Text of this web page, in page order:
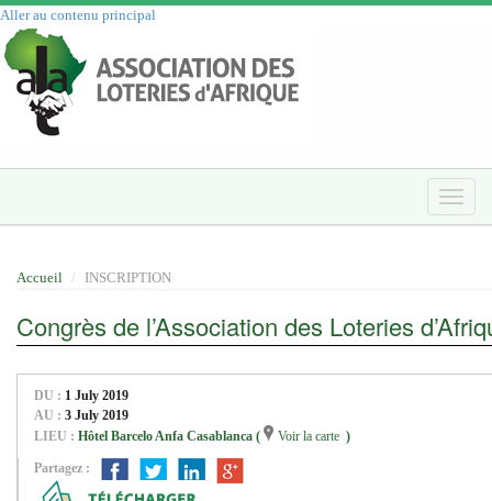
Aller au contenu principal
Toggle
Accueil INSCRIPTION
Congrès de l’Association des Loteries
DU : 1 July 2019
AU : 3 July 2019
LIEU : Hôtel Barcelo Anfa Casablanca ( Voir la carte )
Partagez :